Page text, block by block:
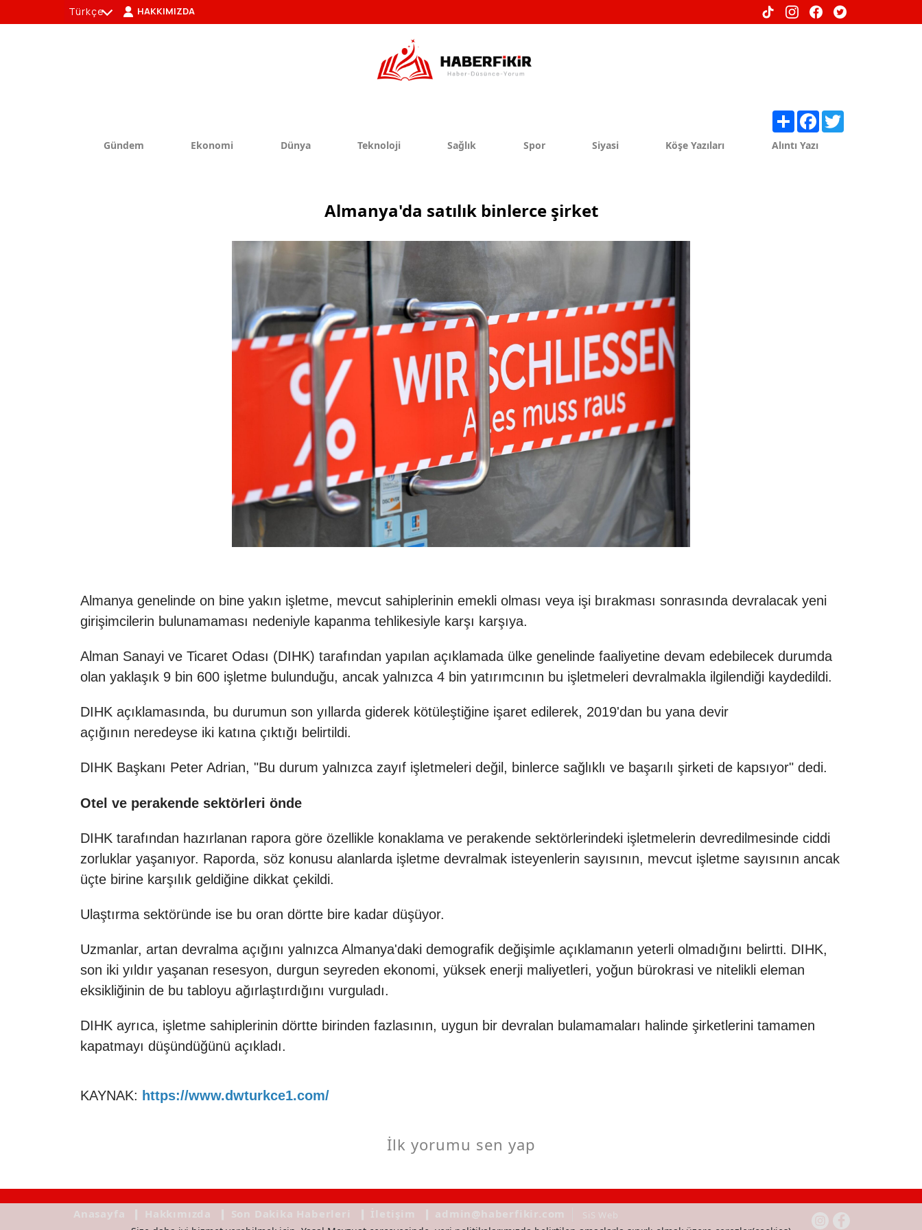
Gündem Ekonomi Dünya Teknoloji Sağlık Spor Siyasi Köşe Yazıları Alıntı Yazı
Almanya'da satılık binlerce şirket
Almanya genelinde on bine yakın işletme, mevcut sahiplerinin emekli olması veya işi bırakması sonrasında devralacak yeni
girişimcilerin bulunamaması nedeniyle kapanma tehlikesiyle karşı karşıya.
Alman Sanayi ve Ticaret Odası (DIHK) tarafından yapılan açıklamada ülke genelinde faaliyetine devam edebilecek durumda
olan yaklaşık 9 bin 600 işletme bulunduğu, ancak yalnızca 4 bin yatırımcının bu işletmeleri devralmakla ilgilendiği kaydedildi.
DIHK açıklamasında, bu durumun son yıllarda giderek kötüleştiğine işaret edilerek, 2019'dan bu yana devir
açığının neredeyse iki katına çıktığı belirtildi.
DIHK Başkanı Peter Adrian, "Bu durum yalnızca zayıf işletmeleri değil, binlerce sağlıklı ve başarılı şirketi de kapsıyor" dedi.
Otel ve perakende sektörleri önde
DIHK tarafından hazırlanan rapora göre özellikle konaklama ve perakende sektörlerindeki işletmelerin devredilmesinde ciddi
zorluklar yaşanıyor. Raporda, söz konusu alanlarda işletme devralmak isteyenlerin sayısının, mevcut işletme sayısının ancak
üçte birine karşılık geldiğine dikkat çekildi.
Ulaştırma sektöründe ise bu oran dörtte bire kadar düşüyor.
Uzmanlar, artan devralma açığını yalnızca Almanya'daki demografik değişimle açıklamanın yeterli olmadığını belirtti. DIHK,
son iki yıldır yaşanan resesyon, durgun seyreden ekonomi, yüksek enerji maliyetleri, yoğun bürokrasi ve nitelikli eleman
eksikliğinin de bu tabloyu ağırlaştırdığını vurguladı.
DIHK ayrıca, işletme sahiplerinin dörtte birinden fazlasının, uygun bir devralan bulamamaları halinde şirketlerini tamamen
kapatmayı düşündüğünü açıkladı.
KAYNAK: https://www.dwturkce1.com/
İlk yorumu sen yap
Share Facebook
Türkçe
HAKKIMIZDA
Anasayfa ❙ Hakkımızda ❙ Son Dakika Haberleri ❙ İletişim ❙ admin@haberfikir.com SiS Web